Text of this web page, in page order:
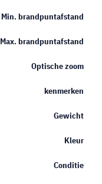
Min. brandpuntafstand
Max. brandpuntafstand
Optische zoom
kenmerken
Gewicht
Kleur
Conditie